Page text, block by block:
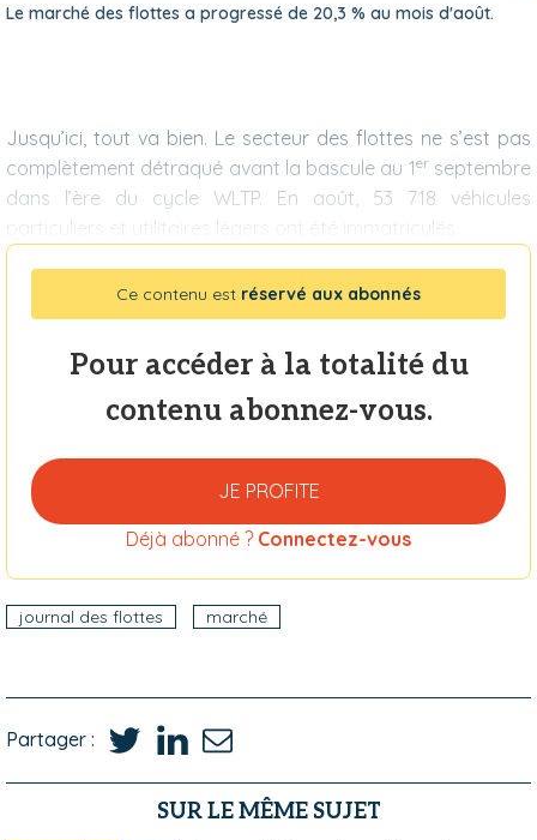
Le marché des flottes a progressé de 20,3 % au mois d'août.
Jusqu’ici, tout va bien. Le secteur des flottes ne s’est pas
complètement détraqué avant la bascule au 1erseptembre
dans l’ère du cycle WLTP. En août, 53 718 véhicules
particuliers et utilitaires légers ont été immatriculés
Ce contenu est réservé aux abonnés
Pour accéder à la totalité du
contenu abonnez-vous.
JE PROFITE
Déjà abonné ? Connectez-vous
journal des flottes marché
Partager :
SUR LE MÊME SUJET